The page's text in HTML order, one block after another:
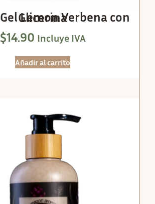
Shower Gel Lemon Verbena con Glicerina
$14.90 Incluye IVA
Añadir al carrito